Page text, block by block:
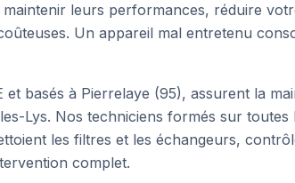
leurs performances, réduire
Un appareil mal entretenu
et basés à Pierrelaye (95), assurent la
Lys. Nos techniciens formés sur toutes
les filtres et les échangeurs,
complet.